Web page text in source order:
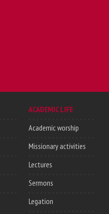
ACADEMIC LIFE
Academic worship
Missionary activities
Lectures
Sermons
Legation